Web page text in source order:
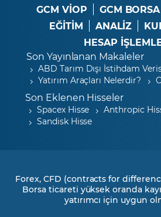
GCM VİOP
GCM BORSA
EĞİTİM
ANALİZ
HESAP
Son Yayınlanan Makaleler
ABD Tarım Dışı İstihdam
Yatırım Araçları Nelerdir?
Son Eklenen Hisseler
Spacex Hisse
Anthropic
Sandisk Hisse
Forex, CFD (contracts for
Borsa ticareti yüksek oranda
yatırımcı için uygun